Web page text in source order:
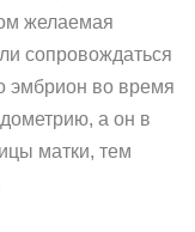
желаемая
сопровождаться
эмбрион во время
а он в
матки, тем